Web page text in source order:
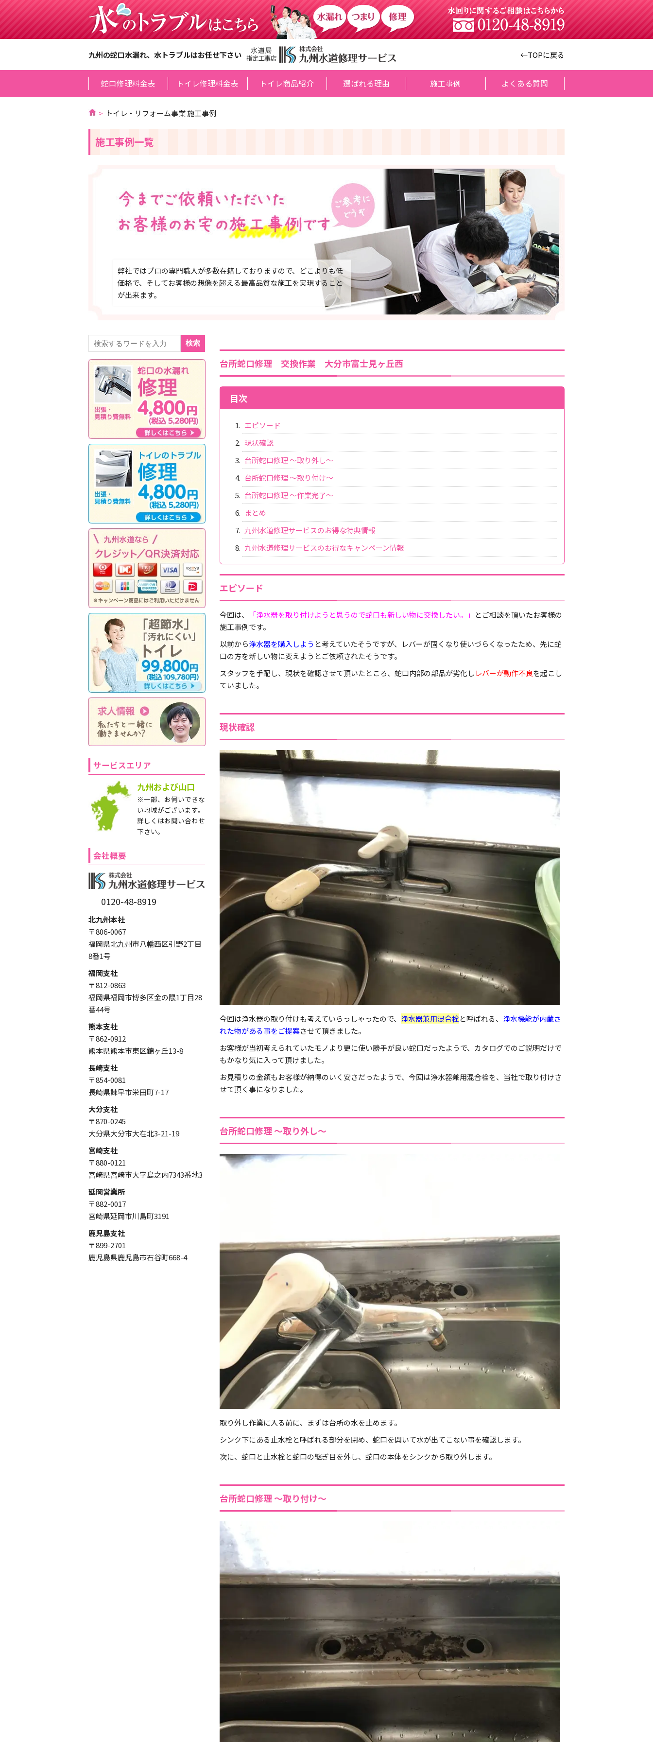
九州の蛇口水漏れ、水トラブルはお任せ下さい ←TOPに戻る
蛇口修理料金表 トイレ修理料金表 トイレ商品紹介 選ばれる理由 施工事例 よくある質問
トイレ・リフォーム事業 施工事例
施工事例一覧
弊社ではプロの専門職人が多数在籍しておりますので、どこよりも低
価格で、そしてお客様の想像を超える最高品質な施工を実現すること
が出来ます。
台所蛇口修理 交換作業 大分市富士見ヶ丘西
目次
エピソード
現状確認
台所蛇口修理 ～取り外し～
台所蛇口修理 ～取り付け～
台所蛇口修理 ～作業完了～
まとめ
九州水道修理サービスのお得な特典情報
九州水道修理サービスのお得なキャンペーン情報
エピソード
今回は、 「浄水器を取り付けようと思うので蛇口も新しい物に交換したい。」 とご相談を頂いたお客様の
施工事例です。
以前から浄水器を購入しよう と考えていたそうですが、レバーが固くなり使いづらくなったため、先に蛇
口の方を新しい物に変えようとご依頼されたそうです。
スタッフを手配し、現状を確認させて頂いたところ、蛇口内部の部品が劣化しレバーが動作不良を起こし
ていました。
現状確認
今回は浄水器の取り付けも考えていらっしゃったので、 浄水器兼用混合栓と呼ばれる、 浄水機能が内蔵さ
れた物がある事をご提案させて頂きました。
お客様が当初考えられていたモノより更に使い勝手が良い蛇口だったようで、カタログでのご説明だけで
もかなり気に入って頂けました。
お見積りの金額もお客様が納得のいく安さだったようで、今回は浄水器兼用混合栓を、当社で取り付けさ
せて頂く事になりました。
台所蛇口修理 ～取り外し～
取り外し作業に入る前に、まずは台所の水を止めます。
シンク下にある止水栓と呼ばれる部分を閉め、蛇口を開いて水が出てこない事を確認します。
次に、蛇口と止水栓と蛇口の継ぎ目を外し、蛇口の本体をシンクから取り外します。
台所蛇口修理 ～取り付け～
検索
サービスエリア
九州および山口
※一部、お伺いできな
い地域がございます。
詳しくはお問い合わせ
下さい。
会社概要
0120-48-8919
北九州本社
〒806-0067
福岡県北九州市八幡西区引野2丁目
8番1号
福岡支社
〒812-0863
福岡県福岡市博多区金の隈1丁目28
番44号
熊本支社
〒862-0912
熊本県熊本市東区錦ヶ丘13-8
長崎支社
〒854-0081
長崎県諫早市栄田町7-17
大分支社
〒870-0245
大分県大分市大在北3-21-19
宮崎支社
〒880-0121
宮崎県宮崎市大字島之内7343番地3
延岡営業所
〒882-0017
宮崎県延岡市川島町3191
鹿児島支社
〒899-2701
鹿児島県鹿児島市石谷町668-4